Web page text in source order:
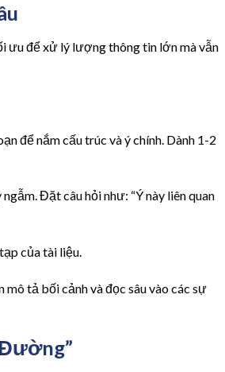
ưu để xử lý lượng thông tin lớn mà vẫn
để nắm cấu trúc và ý chính. Dành 1-2
Đặt câu hỏi như: “Ý này liên quan
của tài liệu.
tả bối cảnh và đọc sâu vào các sự